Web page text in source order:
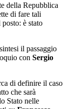
della Repubblica
di fare tali
è stato
il passaggio
con Sergio
di definire il caso
che sarà
Stato nelle